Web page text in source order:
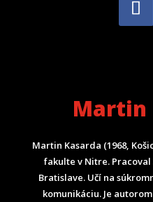
Martin
Martin Kasarda (1968,
fakulte v Nitre.
Bratislave. Učí na
komunikáciu. Je